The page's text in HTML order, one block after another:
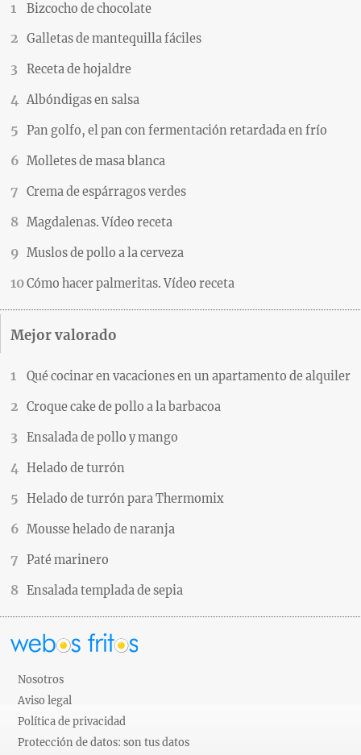
Bizcocho de chocolate
Galletas de mantequilla fáciles
Receta de hojaldre
Albóndigas en salsa
Pan golfo, el pan con fermentación retardada en frío
Molletes de masa blanca
Crema de espárragos verdes
Magdalenas. Vídeo receta
Muslos de pollo a la cerveza
Cómo hacer palmeritas. Vídeo receta
Mejor valorado
Qué cocinar en vacaciones en un apartamento de alquiler
Croque cake de pollo a la barbacoa
Ensalada de pollo y mango
Helado de turrón
Helado de turrón para Thermomix
Mousse helado de naranja
Paté marinero
Ensalada templada de sepia
Nosotros
Aviso legal
Política de privacidad
Protección de datos: son tus datos